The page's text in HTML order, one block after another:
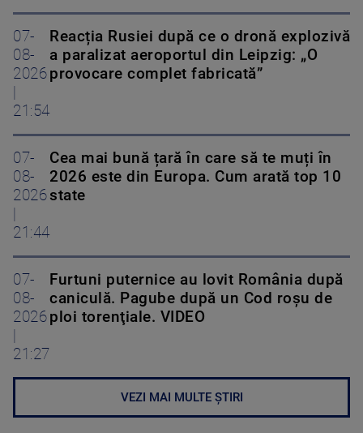
07-
08-
2026
21:54
Reacția Rusiei după ce o dronă explozivă
a paralizat aeroportul din Leipzig: „O
provocare complet fabricată”
07-
08-
2026
21:44
Cea mai bună țară în care să te muți în
2026 este din Europa. Cum arată top 10
state
07-
08-
2026
21:27
Furtuni puternice au lovit România după
caniculă. Pagube după un Cod roşu de
ploi torenţiale. VIDEO
VEZI MAI MULTE ȘTIRI